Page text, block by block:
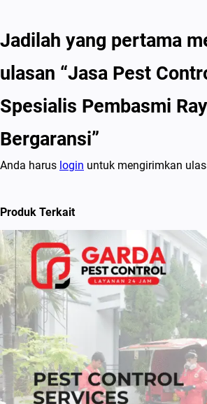
Jadilah yang pertama
ulasan “Jasa Pest
Spesialis Pembasmi
Bergaransi”
Anda harus login untuk mengirimkan
Produk Terkait